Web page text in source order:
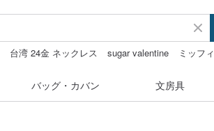
台湾 24金 ネックレス sugar valentine ミッフィ
バッグ・カバン 文房具